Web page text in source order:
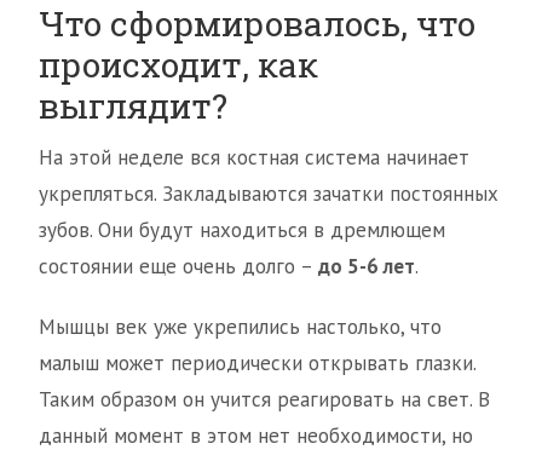
Что сформировалось, что
происходит, как
выглядит?
На этой неделе вся костная система начинает
укрепляться. Закладываются зачатки постоянных
зубов. Они будут находиться в дремлющем
состоянии еще очень долго – до 5-6 лет.
Мышцы век уже укрепились настолько, что
малыш может периодически открывать глазки.
Таким образом он учится реагировать на свет. В
данный момент в этом нет необходимости, но